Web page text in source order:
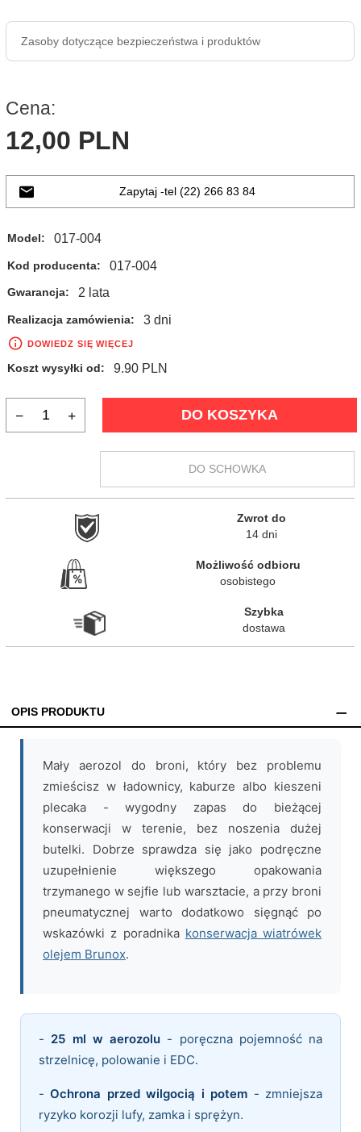
Zasoby dotyczące bezpieczeństwa i produktów
Cena:
12,00 PLN
Zapytaj -tel (22) 266 83 84
Model: 017-004
Kod producenta: 017-004
Gwarancja: 2 lata
Realizacja zamówienia: 3 dni
DOWIEDZ SIĘ WIĘCEJ
Koszt wysyłki od: 9.90 PLN
DO KOSZYKA
DO SCHOWKA
Zwrot do
14 dni
Możliwość odbioru
osobistego
Szybka
dostawa
OPIS PRODUKTU
Mały aerozol do broni, który bez problemu
zmieścisz w ładownicy, kaburze albo kieszeni
plecaka - wygodny zapas do bieżącej
konserwacji w terenie, bez noszenia dużej
butelki. Dobrze sprawdza się jako podręczne
uzupełnienie większego opakowania
trzymanego w sejfie lub warsztacie, a przy broni
pneumatycznej warto dodatkowo sięgnąć po
wskazówki z poradnika konserwacja wiatrówek
olejem Brunox.
- 25 ml w aerozolu - poręczna pojemność na
strzelnicę, polowanie i EDC.
-Ochrona przed wilgocią i potem - zmniejsza
ryzyko korozji lufy, zamka i sprężyn.